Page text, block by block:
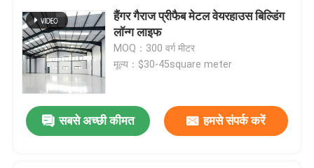
हैंगर गैराज प्रीफैब मेटल वेयरहाउस बिल्डिंग
लॉन्ग लाइफ
MOQ：300 वर्ग मीटर
मूल्य：$30-45square meter
सबसे अच्छी कीमत हमसे संपर्क करें